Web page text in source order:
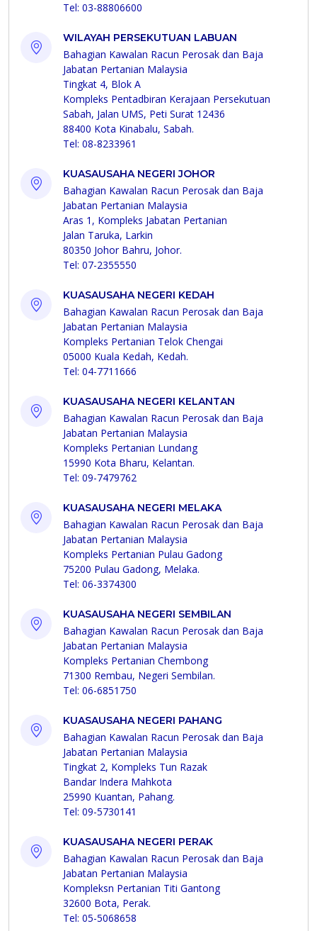
Tel: 03-88806600
WILAYAH PERSEKUTUAN LABUAN
Bahagian Kawalan Racun Perosak dan Baja
Jabatan Pertanian Malaysia
Tingkat 4, Blok A
Kompleks Pentadbiran Kerajaan Persekutuan
Sabah, Jalan UMS, Peti Surat 12436
88400 Kota Kinabalu, Sabah.
Tel: 08-8233961
KUASAUSAHA NEGERI JOHOR
Bahagian Kawalan Racun Perosak dan Baja
Jabatan Pertanian Malaysia
Aras 1, Kompleks Jabatan Pertanian
Jalan Taruka, Larkin
80350 Johor Bahru, Johor.
Tel: 07-2355550
KUASAUSAHA NEGERI KEDAH
Bahagian Kawalan Racun Perosak dan Baja
Jabatan Pertanian Malaysia
Kompleks Pertanian Telok Chengai
05000 Kuala Kedah, Kedah.
Tel: 04-7711666
KUASAUSAHA NEGERI KELANTAN
Bahagian Kawalan Racun Perosak dan Baja
Jabatan Pertanian Malaysia
Kompleks Pertanian Lundang
15990 Kota Bharu, Kelantan.
Tel: 09-7479762
KUASAUSAHA NEGERI MELAKA
Bahagian Kawalan Racun Perosak dan Baja
Jabatan Pertanian Malaysia
Kompleks Pertanian Pulau Gadong
75200 Pulau Gadong, Melaka.
Tel: 06-3374300
KUASAUSAHA NEGERI SEMBILAN
Bahagian Kawalan Racun Perosak dan Baja
Jabatan Pertanian Malaysia
Kompleks Pertanian Chembong
71300 Rembau, Negeri Sembilan.
Tel: 06-6851750
KUASAUSAHA NEGERI PAHANG
Bahagian Kawalan Racun Perosak dan Baja
Jabatan Pertanian Malaysia
Tingkat 2, Kompleks Tun Razak
Bandar Indera Mahkota
25990 Kuantan, Pahang.
Tel: 09-5730141
KUASAUSAHA NEGERI PERAK
Bahagian Kawalan Racun Perosak dan Baja
Jabatan Pertanian Malaysia
Kompleksn Pertanian Titi Gantong
32600 Bota, Perak.
Tel: 05-5068658